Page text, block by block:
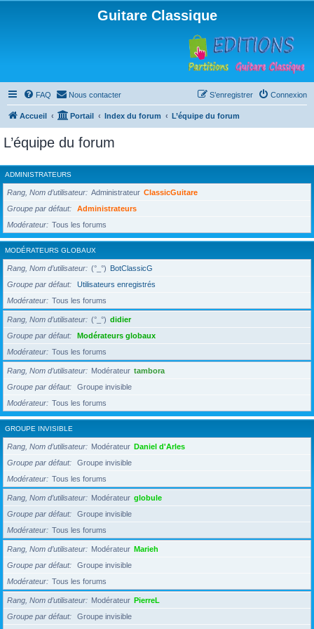
Guitare Classique
FAQ Nous contacter Connexion
S’enregistrer
Accueil Portail Index du forum L’équipe du forum
L’équipe du forum
ADMINISTRATEURS
Rang, Nom d’utilisateur Administrateur ClassicGuitare
Groupe par défaut
Administrateurs
Modérateur
Tous les forums
MODÉRATEURS GLOBAUX
Rang, Nom d’utilisateur (°_°) BotClassicG
Groupe par défaut
Utilisateurs enregistrés
Modérateur
Tous les forums
Rang, Nom d’utilisateur (°_°) didier
Groupe par défaut
Modérateurs globaux
Modérateur
Tous les forums
Rang, Nom d’utilisateur Modérateur tambora
Groupe par défaut
Groupe invisible
Modérateur
Tous les forums
GROUPE INVISIBLE
Rang, Nom d’utilisateur Modérateur Daniel d'Arles
Groupe par défaut
Groupe invisible
Modérateur
Tous les forums
Rang, Nom d’utilisateur Modérateur globule
Groupe par défaut
Groupe invisible
Modérateur
Tous les forums
Rang, Nom d’utilisateur Modérateur Marieh
Groupe par défaut
Groupe invisible
Modérateur
Tous les forums
Rang, Nom d’utilisateur Modérateur PierreL
Groupe par défaut
Groupe invisible